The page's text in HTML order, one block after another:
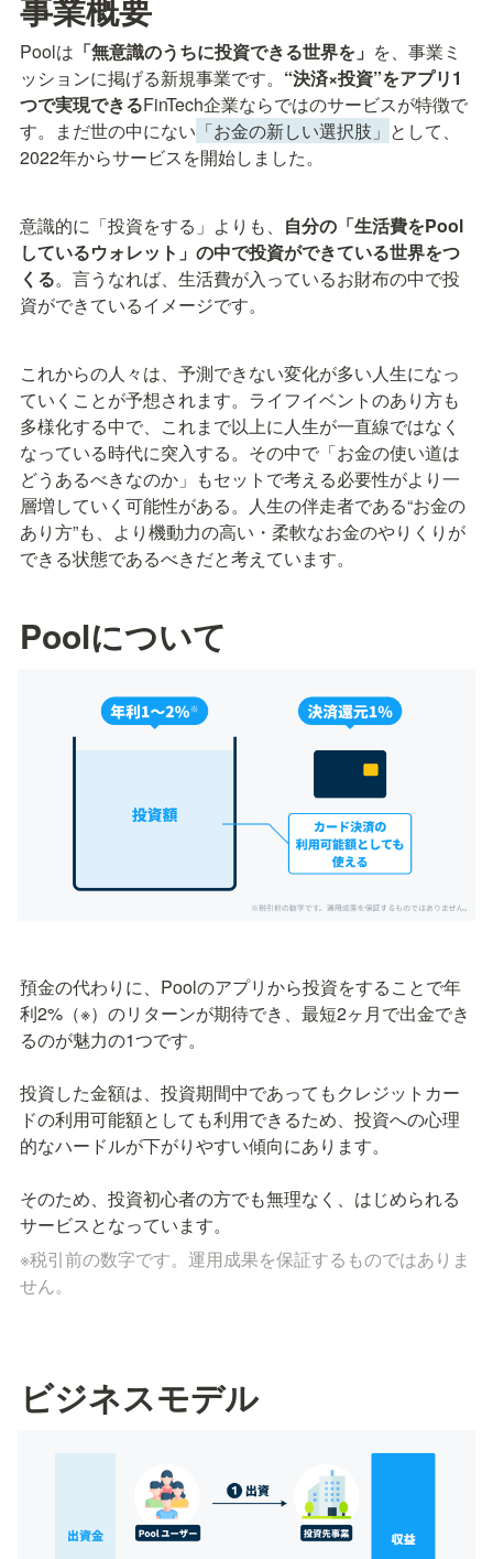
Poolは 「無意識のうちに投資できる世界を」 を、事業ミ
ッションに掲げる新規事業です。 “決済×投資”をアプリ1
つで実現できるFinTech企業ならではのサービスが特徴で
す。まだ世の中にない 「お金の新しい選択肢」 として、
2022年からサービスを開始しました。
意識的に「投資をする」よりも、 自分の「生活費をPool
しているウォレット」の中で投資ができている世界をつ
くる。言うなれば、生活費が入っているお財布の中で投
資ができているイメージです。
これからの人々は、予測できない変化が多い人生になっ
ていくことが予想されます。ライフイベントのあり方も
多様化する中で、これまで以上に人生が一直線ではなく
なっている時代に突入する。その中で「お金の使い道は
どうあるべきなのか」もセットで考える必要性がより一
層増していく可能性がある。人生の伴走者である“お金の
あり方”も、より機動力の高い・柔軟なお金のやりくりが
できる状態であるべきだと考えています。
Poolについて
預金の代わりに、Poolのアプリから投資をすることで年
利2%（※）のリターンが期待でき、最短2ヶ月で出金でき
るのが魅力の1つです。
投資した金額は、投資期間中であってもクレジットカー
ドの利用可能額としても利用できるため、投資への心理
的なハードルが下がりやすい傾向にあります。
そのため、投資初心者の方でも無理なく、はじめられる
サービスとなっています。
※税引前の数字です。運用成果を保証するものではありま
せん。
ビジネスモデル